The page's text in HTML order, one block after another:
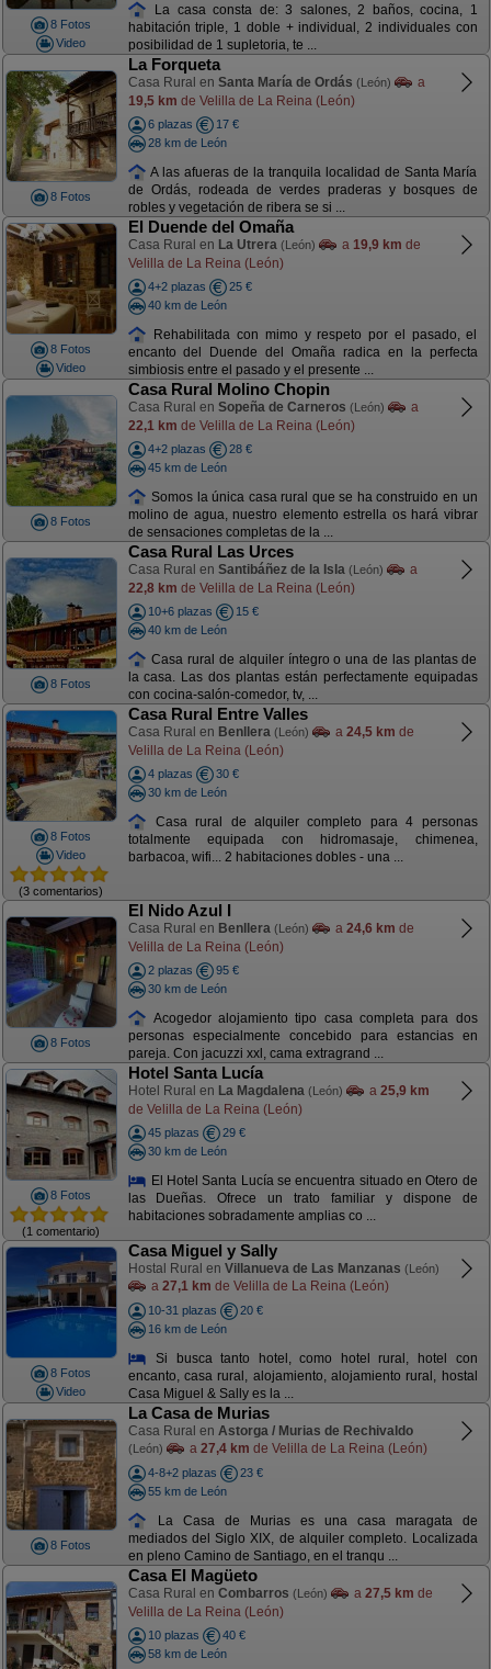
8 Fotos
Video
La casa consta de: 3 salones, 2 baños, cocina, 1
habitación triple, 1 doble + individual, 2 individuales con
posibilidad de 1 supletoria, te ...
8 Fotos
La Forqueta
Casa Rural en Santa María de Ordás (León)
a
19,5 km de Velilla de La Reina (León)
6 plazas
17 €
28 km de León
A las afueras de la tranquila localidad de Santa María
de Ordás, rodeada de verdes praderas y bosques de
robles y vegetación de ribera se si ...
8 Fotos
Video
El Duende del Omaña
Casa Rural en La Utrera (León) a 19,9 km de
Velilla de La Reina (León)
4+2 plazas
25 €
40 km de León
Rehabilitada con mimo y respeto por el pasado, el
encanto del Duende del Omaña radica en la perfecta
simbiosis entre el pasado y el presente ...
8 Fotos
Casa Rural Molino Chopin
Casa Rural en Sopeña de Carneros (León)
a
22,1 km de Velilla de La Reina (León)
4+2 plazas
28 €
45 km de León
Somos la única casa rural que se ha construido en un
molino de agua, nuestro elemento estrella os hará vibrar
de sensaciones completas de la ...
8 Fotos
Casa Rural Las Urces
Casa Rural en Santibáñez de la Isla (León)
a
22,8 km de Velilla de La Reina (León)
10+6 plazas
15 €
40 km de León
Casa rural de alquiler íntegro o una de las plantas de
la casa. Las dos plantas están perfectamente equipadas
con cocina-salón-comedor, tv, ...
8 Fotos
Video
(3 comentarios)
Casa Rural Entre Valles
Casa Rural en Benllera (León) a 24,5 km de
Velilla de La Reina (León)
4 plazas
30 €
30 km de León
Casa rural de alquiler completo para 4 personas
totalmente equipada con hidromasaje, chimenea,
barbacoa, wifi... 2 habitaciones dobles - una ...
8 Fotos
El Nido Azul I
Casa Rural en Benllera (León) a 24,6 km de
Velilla de La Reina (León)
2 plazas
95 €
30 km de León
Acogedor alojamiento tipo casa completa para dos
personas especialmente concebido para estancias en
pareja. Con jacuzzi xxl, cama extragrand ...
8 Fotos
(1 comentario)
Hotel Santa Lucía
Hotel Rural en La Magdalena (León) a 25,9 km
de Velilla de La Reina (León)
45 plazas
29 €
30 km de León
El Hotel Santa Lucía se encuentra situado en Otero de
las Dueñas. Ofrece un trato familiar y dispone de
habitaciones sobradamente amplias co ...
8 Fotos
Video
Casa Miguel y Sally
Hostal Rural en Villanueva de Las Manzanas (León)
a 27,1 km de Velilla de La Reina (León)
10-31 plazas
20 €
16 km de León
Si busca tanto hotel, como hotel rural, hotel con
encanto, casa rural, alojamiento, alojamiento rural, hostal
Casa Miguel & Sally es la ...
8 Fotos
La Casa de Murias
Casa Rural en Astorga / Murias de Rechivaldo
(León) a 27,4 km de Velilla de La Reina (León)
4-8+2 plazas
23 €
55 km de León
La Casa de Murias es una casa maragata de
mediados del Siglo XIX, de alquiler completo. Localizada
en pleno Camino de Santiago, en el tranqu ...
Casa El Magüeto
Casa Rural en Combarros (León) a 27,5 km de
Velilla de La Reina (León)
10 plazas
40 €
58 km de León